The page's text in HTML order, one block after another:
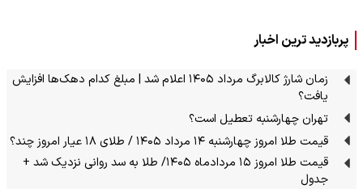
پربازدید ترین اخبار
زمان شارژ کالابرگ مرداد ۱۴۰۵ اعلام شد | مبلغ کدام دهک‌ها افزایش
یافت؟
تهران چهارشنبه تعطیل است؟
قیمت طلا امروز چهارشنبه ۱۴ مرداد ۱۴۰۵ / طلای ۱۸ عیار امروز چند؟
قیمت طلا امروز ۱۵ مردادماه ۱۴۰۵/ طلا به سد روانی نزدیک شد +
جدول